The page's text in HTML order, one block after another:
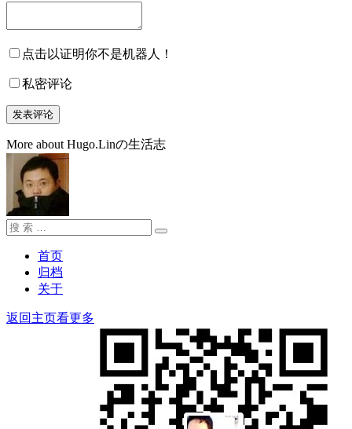
点击以证明你不是机器人！
私密评论
More about Hugo.Linの生活志
搜
搜
首页
归档
关于
返回主页看更多